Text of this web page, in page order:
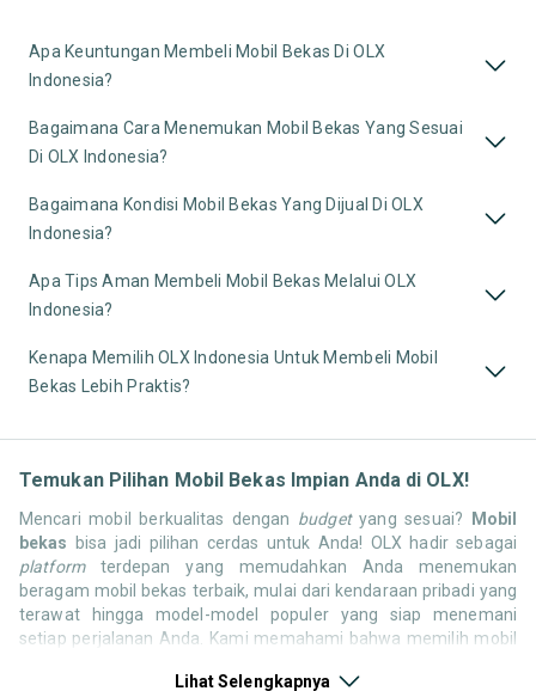
Apa Keuntungan Membeli Mobil Bekas Di OLX
Indonesia?
Bagaimana Cara Menemukan Mobil Bekas Yang Sesuai
Di OLX Indonesia?
Bagaimana Kondisi Mobil Bekas Yang Dijual Di OLX
Indonesia?
Apa Tips Aman Membeli Mobil Bekas Melalui OLX
Indonesia?
Kenapa Memilih OLX Indonesia Untuk Membeli Mobil
Bekas Lebih Praktis?
Temukan Pilihan Mobil Bekas Impian Anda di OLX!
Mencari mobil berkualitas dengan budgetyang sesuai? Mobil
bekas bisa jadi pilihan cerdas untuk Anda! OLX hadir sebagai
platformterdepan yang memudahkan Anda menemukan
beragam mobil bekas terbaik, mulai dari kendaraan pribadi yang
terawat hingga model-model populer yang siap menemani
setiap perjalanan Anda. Kami memahami bahwa memilih mobil
ribuan daftar dari penjual terpercaya di seluruh Indonesia.
Lihat Selengkapnya